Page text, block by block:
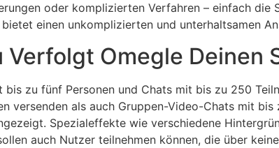
oder komplizierten Verfahren – einfach
einen unkomplizierten und unterhaltsamen
Verfolgt Omegle Deinen
bis zu fünf Personen und Chats mit bis zu 250
versenden als auch Gruppen-Video-Chats mit
Spezialeffekte wie verschiedene
auch Nutzer teilnehmen können, die über